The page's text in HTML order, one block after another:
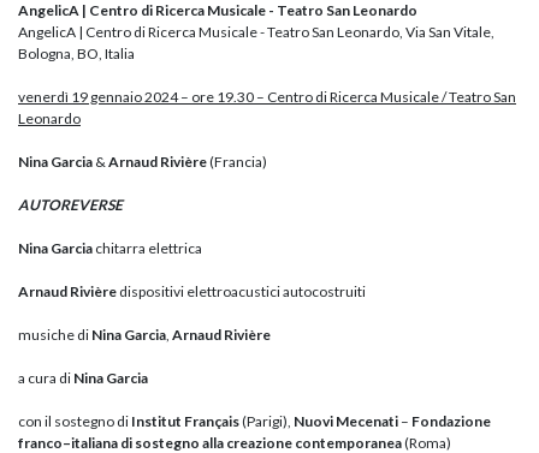
AngelicA | Centro di Ricerca Musicale - Teatro San Leonardo
AngelicA | Centro di Ricerca Musicale - Teatro San Leonardo, Via San Vitale,
Bologna, BO, Italia
venerdì 19 gennaio 2024 – ore 19.30 – Centro di Ricerca Musicale / Teatro San
Leonardo
Nina Garcia &Arnaud Rivière(Francia)
AUTOREVERSE
Nina Garcia chitarra elettrica
Arnaud Rivière dispositivi elettroacustici autocostruiti
musiche di Nina Garcia, Arnaud Rivière
a cura di Nina Garcia
con il sostegno di Institut Français(Parigi), Nuovi Mecenati – Fondazione
franco–italiana di sostegno alla creazione contemporanea(Roma)